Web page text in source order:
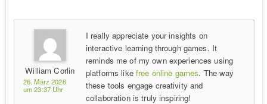
William Corlin
26. März 2026
um 23:37 Uhr
I really appreciate your insights on
interactive learning through games. It
reminds me of my own experiences using
platforms like free online games. The way
these tools engage creativity and
collaboration is truly inspiring!